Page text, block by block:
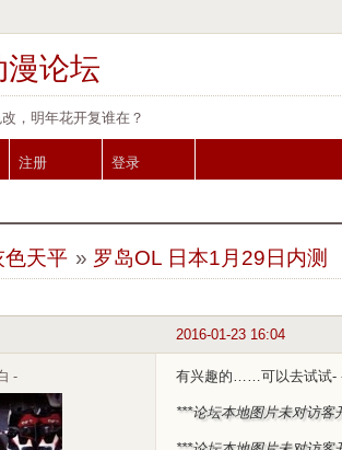
漫论坛
，明年花开复谁在？
注册
登录
色天平 » 罗岛OL 日本1月29日内测
2016-01-23 16:04
- 有兴趣的……可以去试试-
***论坛本地图片未对访客